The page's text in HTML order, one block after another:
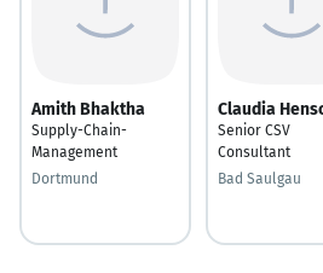
Amith Bhaktha
Supply-Chain-
Management
Dortmund
Claudia
Senior CSV
Consultant
Bad Saulgau